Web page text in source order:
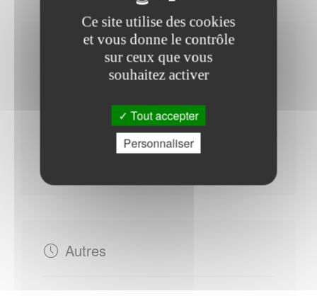
Horaires Mairie
Samedi : - 08h15 à 12h00
Du Lundi au Vendredi : - 08h15 à 12h00 - 13h15 à
Autres
Ce site utilise des cookies
et vous donne le contrôle
sur ceux que vous
souhaitez activer
Tout accepter
Personnaliser